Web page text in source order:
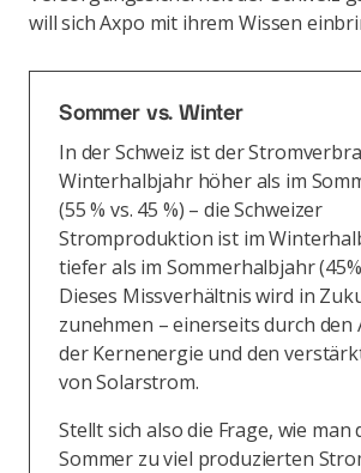
will sich Axpo mit ihrem Wissen
Sommer vs. Winter
In der Schweiz ist der
Winterhalbjahr höher als im
(55 % vs. 45 %) – die Schweizer
Stromproduktion ist im
tiefer als im Sommerhalbjahr (45%
Dieses Missverhältnis wird in
zunehmen – einerseits durch den
der Kernenergie und den
von Solarstrom.
Stellt sich also die Frage, wie man
Sommer zu viel produzierten